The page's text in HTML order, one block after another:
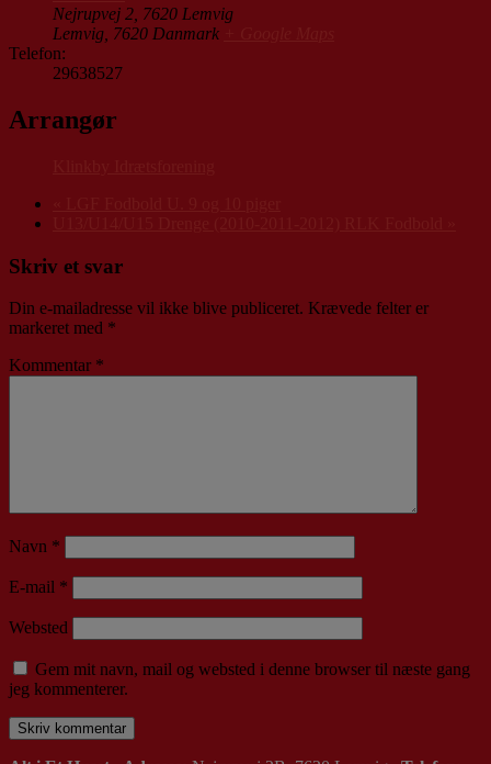
Nejrupvej 2, 7620 Lemvig
Lemvig 7620 Danmark
Telefon:
29638527
Arrangør
Skriv et svar
Din e-mailadresse vil ikke blive publiceret. Krævede felter er
markeret med *
Kommentar *
Navn *
E-mail *
Websted
Gem mit navn, mail og websted i denne browser til næste gang
jeg kommenterer.